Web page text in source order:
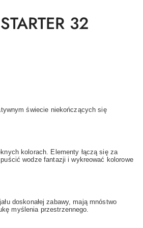
32
świecie niekończących się
kolorach. Elementy łączą się za
wodze fantazji i wykreować kolorowe
doskonałej zabawy, mają mnóstwo
myślenia przestrzennego.